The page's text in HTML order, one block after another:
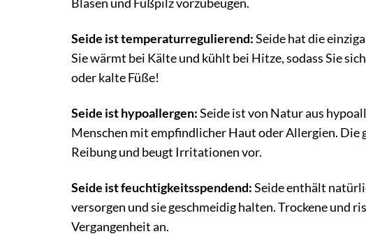
Blasen und Fußpilz vorzubeugen.
Seide ist temperaturregulierend:Seide hat die
Sie wärmt bei Kälte und kühlt bei Hitze, sodass Sie
oder kalte Füße!
Seide ist hypoallergen:Seide ist von Natur aus
Menschen mit empfindlicher Haut oder Allergien.
Reibung und beugt Irritationen vor.
Seide ist feuchtigkeitsspendend:Seide enthält
versorgen und sie geschmeidig halten. Trockene und
Vergangenheit an.